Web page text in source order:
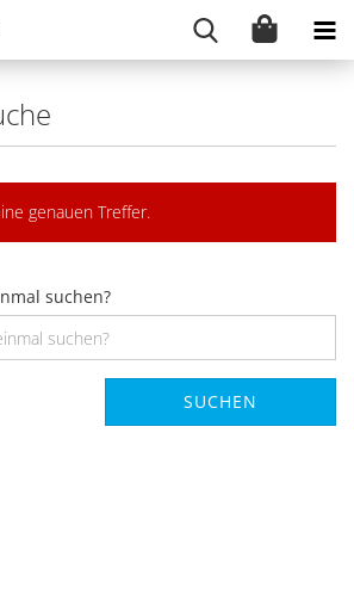
genauen Treffer.
suchen?
SUCHEN